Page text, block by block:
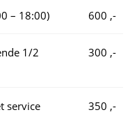
– 18:00) 600 ,-
1/2
300 ,-
service
350 ,-